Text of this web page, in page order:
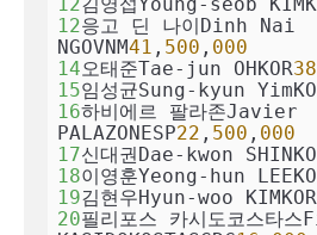
12응고 딘 나이Dinh Nai
NGOVNM41 , 500 , 000
14오태준Tae-jun OHKOR38
15임성균Sung-kyun
16하비에르 팔라존Javier
PALAZONESP22 , 500 , 000
17신대권Dae-kwon
18이영훈Yeong-hun
19김현우Hyun-woo KIMKOR
20필리포스 카시도코스타